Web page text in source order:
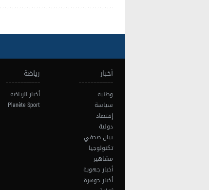
أخبار
وطنية
سياسة
إقتصاد
دولية
بيان صحفي
تكنولوجيا
مشاهير
أخبار جهوية
أخبار جوهرة
رياضة
أخبار الرياضة
Planète Sport